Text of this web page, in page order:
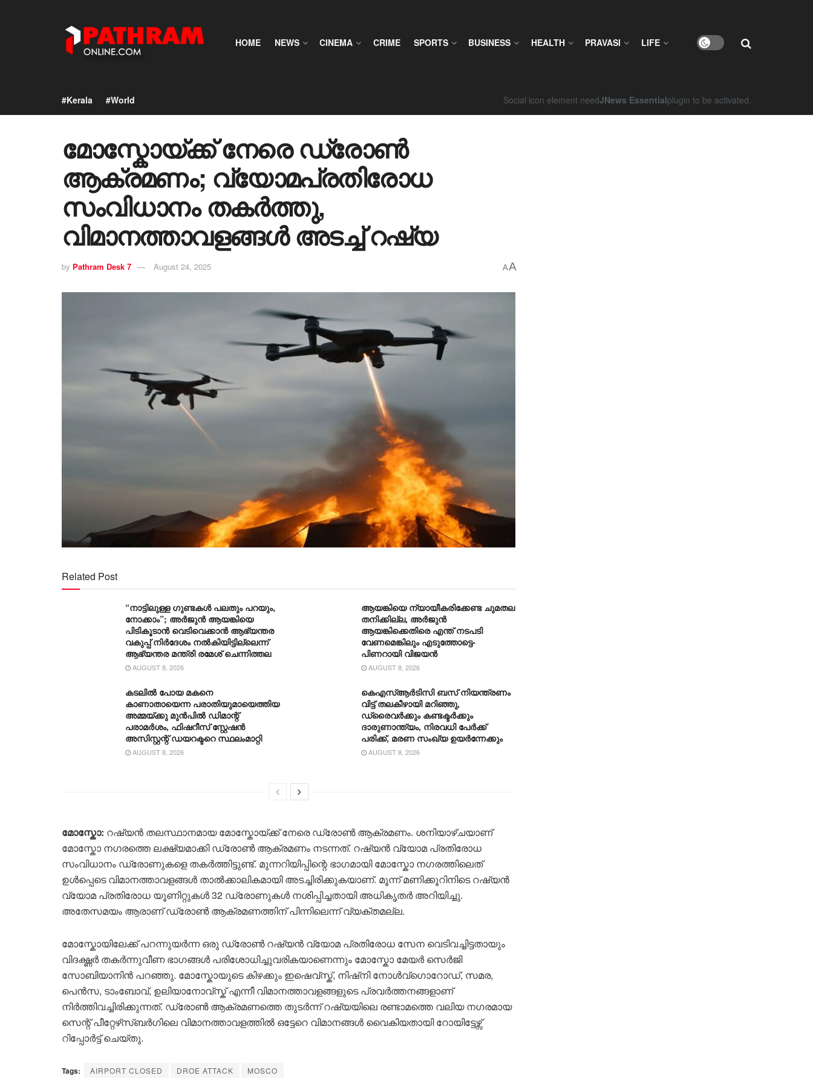
HOME NEWS CINEMA CRIME SPORTS BUSINESS HEALTH PRAVASI LIFE
#Kerala #World Social icon element needJNews Essentialplugin to be activated.
മോസ്കോയ്ക്ക് നേരെ ഡ്രോൺ
ആക്രമണം; വ്യോമപ്രതിരോധ
സംവിധാനം തകർത്തു,
വിമാനത്താവളങ്ങൾ അടച്ച് റഷ്യ
by Pathram Desk 7 August 24, 2025 AA
Related Post
“നാട്ടിലുള്ള ഗുണ്ടകൾ പലതും പറയും,
നോക്കാം”; അർജുൻ ആയങ്കിയെ
പിടികൂടാൻ വെടിവെക്കാൻ ആഭ്യന്തര
വകുപ്പ് നിർദേശം നൽകിയിട്ടില്ലെന്ന്
ആഭ്യന്തര മന്ത്രി രമേശ് ചെന്നിത്തല
AUGUST 8, 2026
ആയങ്കിയെ ന്യായീകരിക്കേണ്ട ചുമതല
തനിക്കില്ല, അർജുൻ
ആയങ്കിക്കെതിരെ എന്ത് നടപടി
വേണമെങ്കിലും എടുത്തോട്ടെ-
പിണറായി വിജയന്‍
AUGUST 8, 2026
കടലിൽ പോയ മകനെ
കാണാതായെന്ന പരാതിയുമായെത്തിയ
അമ്മയ്ക്കു മുൻപിൽ ഡിമാന്റ്
പരാമർശം, ഫിഷറീസ് സ്റ്റേഷൻ
അസിസ്റ്റന്റ് ഡയറക്ടറെ സ്ഥലംമാറ്റി
AUGUST 8, 2026
കെഎസ്ആര്‍ടിസി ബസ് നിയന്ത്രണം
വിട്ട് തലകീഴായി മറിഞ്ഞു,
ഡ്രൈവര്‍ക്കും കണ്ടക്ടര്‍ക്കും
ദാരുണാന്ത്യം, നിരവധി പേര്‍ക്ക്
പരിക്ക്, മരണ സംഖ്യ ഉയര്‍ന്നേക്കും
AUGUST 8, 2026
മോസ്കോ: റഷ്യൻ തലസ്ഥാനമായ മോസ്കോയ്ക്ക് നേരെ ഡ്രോൺ ആക്രമണം. ശനിയാഴ്ചയാണ്
മോസ്കോ നഗരത്തെ ലക്ഷ്യമാക്കി ‍ഡ്രോൺ ആക്രമണം നടന്നത്. റഷ്യൻ വ്യോമ പ്രതിരോധ
സംവിധാനം ‍ഡ്രോണുകളെ തകർത്തിട്ടുണ്ട്. മുന്നറിയിപ്പിന്റെ ഭാഗമായി മോസ്കോ നഗരത്തിലെത്
ഉൾപ്പെടെ വിമാനത്താവളങ്ങൾ താൽക്കാലികമായി അടച്ചിരിക്കുകയാണ്. മൂന്ന് മണിക്കൂറിനിടെ റഷ്യൻ
വ്യോമ പ്രതിരോധ യൂണിറ്റുകൾ 32 ഡ്രോണുകൾ നശിപ്പിച്ചതായി അധികൃതർ അറിയിച്ചു.
അതേസമയം ‍ആരാണ് ഡ്രോൺ ആക്രമണത്തിന് പിന്നിലെന്ന് വ്യക്തമല്ല.
മോസ്കോയിലേക്ക് പറന്നുയർന്ന ഒരു ഡ്രോൺ റഷ്യൻ വ്യോമ പ്രതിരോധ സേന വെടിവച്ചിട്ടതായും
വിദഗ്ദ്ധർ തകർന്നുവീണ ഭാഗങ്ങൾ പരിശോധിച്ചുവരികയാണെന്നും മോസ്കോ മേയർ സെർജി
സോബിയാനിൻ പറഞ്ഞു. മോസ്കോയുടെ കിഴക്കും ഇഷെവ്സ്ക്, നിഷ്നി നോൾവ്ഗൊറോഡ്, സമര,
പെൻസ, ടാംബോവ്, ഉലിയാനോവ്സ്ക് എന്നീ വിമാനത്താവളങ്ങളുടെ പ്രവർത്തനങ്ങളാണ്
നിർത്തിവച്ചിരിക്കുന്നത്. ഡ്രോൺ ആക്രമണത്തെ തുടർന്ന് റഷ്യയിലെ രണ്ടാമത്തെ വലിയ നഗരമായ
സെന്റ് പീറ്റേഴ്‌സ്ബർഗിലെ വിമാനത്താവളത്തില്‍ ഒട്ടേറെ വിമാനങ്ങൾ വൈകിയതായി റോയിട്ടേഴ്സ്
റിപ്പോർട്ട് ചെയ്തു.
Tags: AIRPORT CLOSED DROE ATTACK MOSCO